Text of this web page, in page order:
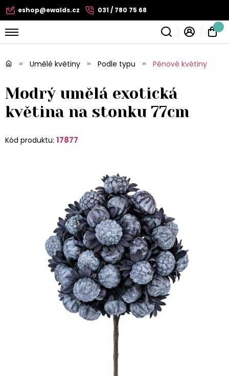
eshop@ewalds.cz 031 / 780 75 68
Umělé květiny Podle typu Pěnové květiny
Modrý umělá exotická
květina na stonku 77cm
Kód produktu: 17877